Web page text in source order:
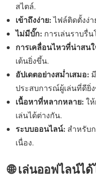
สไตล์.
เข้าถึงง่าย:ไฟล์ติดตั้งง่า
ไม่มีบั๊ก: การเล่นราบรื่
การเคลื่อนไหวที่น่าสนใ
เต้นยิ่งขึ้น.
อัปเดตอย่างสม่ำเสมอ:
ประสบการณ์ผู้เล่นที่ดียิ่
เนื้อหาที่หลากหลาย: ใ
เล่นได้ต่างกัน.
ระบบออนไลน์: สำหรับ
เนื่อง.
🌐 เล่นออฟไลน์ไ